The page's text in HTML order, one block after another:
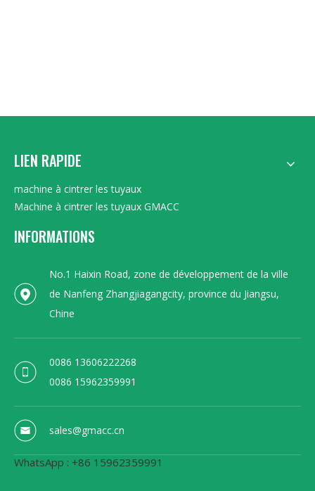
LIEN RAPIDE
machine à cintrer les tuyaux
Machine à cintrer les tuyaux GMACC
INFORMATIONS
No.1 Haixin Road, zone de développement de la ville
de Nanfeng Zhangjiagangcity, province du Jiangsu,
Chine
0086 13606222268
0086 15962359991
sales@gmacc.cn
WhatsApp : +86 15962359991